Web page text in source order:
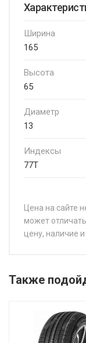
Ширина
165
Высота
65
Диаметр
13
Индексы
77T
Цена на сайте
может
цену, наличие
Ovation VI-
Ovation VI-
Также